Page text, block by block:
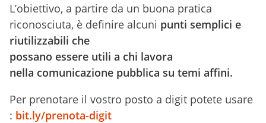
L’obiettivo, a partire da un buona pratica
riconosciuta, è definire alcuni punti semplici e
riutilizzabili che
possano essere utili a chi lavora
nella comunicazione pubblica su temi affini.
Per prenotare il vostro posto a digit potete usare
: bit.ly/prenota-digit